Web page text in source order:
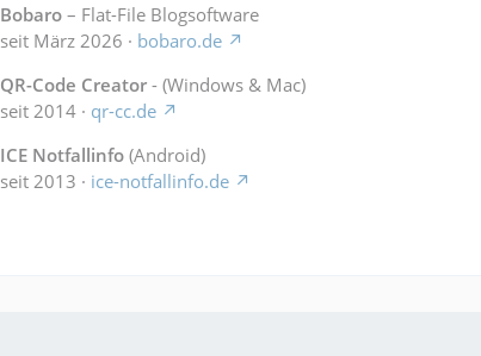
Bobaro – Flat-File Blogsoftware
seit März 2026 · bobaro.de
QR-Code Creator - (Windows & Mac)
seit 2014 · qr-cc.de
ICE Notfallinfo (Android)
seit 2013 · ice-notfallinfo.de